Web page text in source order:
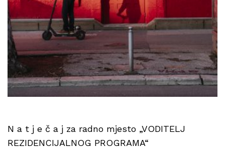
N a t j e č a j za radno mjesto „VODITELJ
REZIDENCIJALNOG PROGRAMA“